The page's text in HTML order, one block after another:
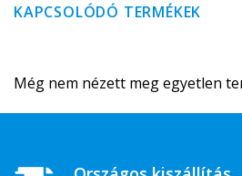
KAPCSOLÓDÓ TERMÉKEK
Még nem nézett meg egyetlen